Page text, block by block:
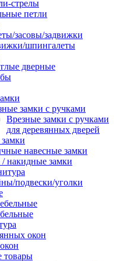
стрелы
петли
засовы/задвижки
шпингалеты
дверные
замки с ручками
Врезные замки с ручками
для деревянных дверей
навесные замки
накидные замки
подвески/уголки
окон
товары